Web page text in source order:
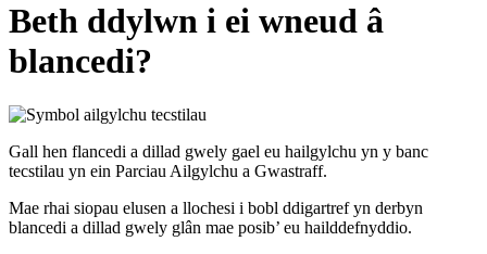
Beth ddylwn i ei wneud â
blancedi?
Gall hen flancedi a dillad gwely gael eu hailgylchu yn y banc
tecstilau yn ein Parciau Ailgylchu a Gwastraff.
Mae rhai siopau elusen a llochesi i bobl ddigartref yn derbyn
blancedi a dillad gwely glân mae posib’ eu hailddefnyddio.